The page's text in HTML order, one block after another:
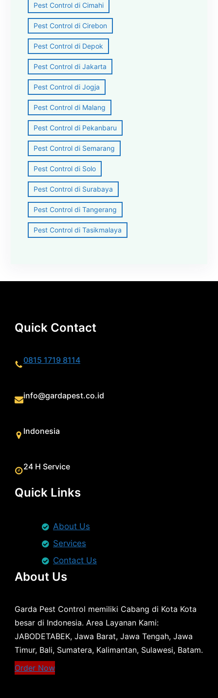
Pest Control di Cimahi
Pest Control di Cirebon
Pest Control di Depok
Pest Control di Jakarta
Pest Control di Jogja
Pest Control di Malang
Pest Control di Pekanbaru
Pest Control di Semarang
Pest Control di Solo
Pest Control di Surabaya
Pest Control di Tangerang
Pest Control di Tasikmalaya
Quick Contact
0815 1719 8114
info@gardapest.co.id
Indonesia
24 H Service
Quick Links
About Us
Services
Contact Us
About Us
Garda Pest Control memiliki Cabang di Kota Kota
besar di Indonesia. Area Layanan Kami:
JABODETABEK, Jawa Barat, Jawa Tengah, Jawa
Timur, Bali, Sumatera, Kalimantan, Sulawesi, Batam.
Order Now